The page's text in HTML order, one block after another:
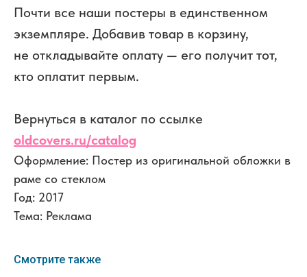
Почти все наши постеры в единственном
экземпляре. Добавив товар в корзину,
не откладывайте оплату — его получит тот,
кто оплатит первым.
Вернуться в каталог по ссылке
oldcovers.ru/catalog
Оформление: Постер из оригинальной обложки в
раме со стеклом
Год: 2017
Тема: Реклама
Смотрите также